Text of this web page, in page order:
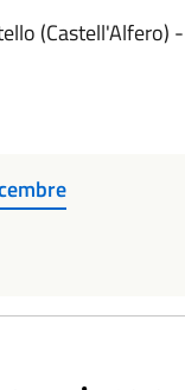
(Castell'Alfero)